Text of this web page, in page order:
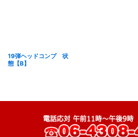
19弾ヘッドコンプ 状
態【B】